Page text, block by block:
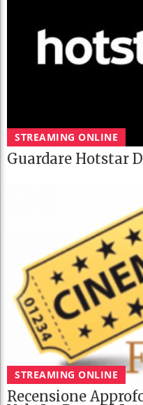
STREAMING ONLINE
Guardare Hotstar
STREAMING ONLINE
Recensione